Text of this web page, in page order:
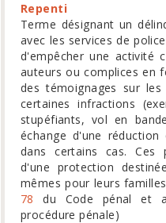
Repenti
Terme désignant un
avec les services de
d'empêcher une activité
auteurs ou complices en
des témoignages sur
certaines infractions
stupéfiants, vol en
échange d'une
dans certains cas. Ces
d'une protection
mêmes pour leurs
78 du Code pénal et
procédure pénale)